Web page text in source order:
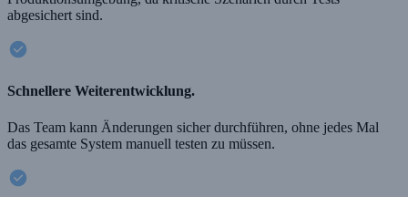
abgesichert sind.
Schnellere Weiterentwicklung.
Das Team kann Änderungen sicher durchführen, ohne jedes Mal
das gesamte System manuell testen zu müssen.